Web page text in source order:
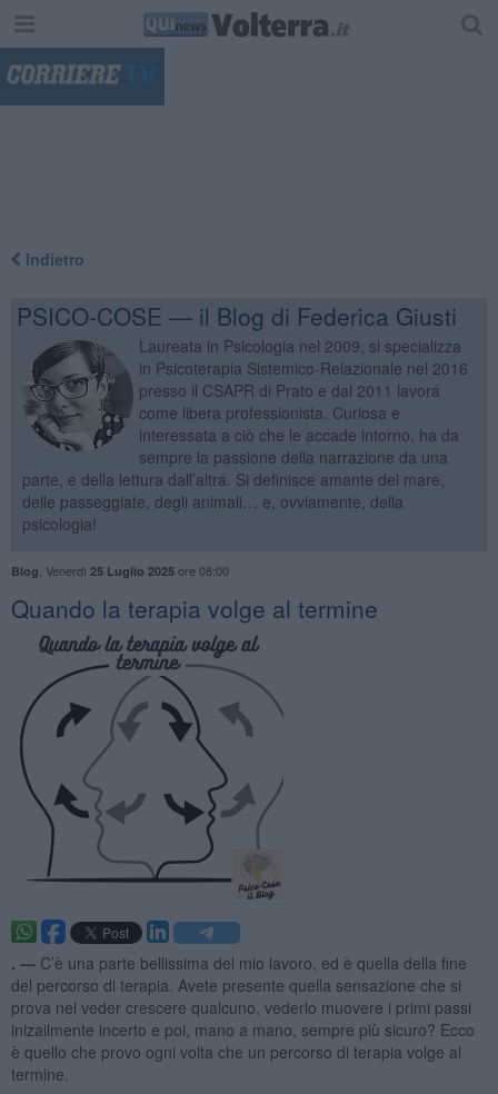
Indietro
PSICO-COSE — il Blog di Federica Giusti
Laureata in Psicologia nel 2009, si specializza
in Psicoterapia Sistemico-Relazionale nel 2016
presso il CSAPR di Prato e dal 2011 lavora
come libera professionista. Curiosa e
interessata a ciò che le accade intorno, ha da
sempre la passione della narrazione da una
parte, e della lettura dall’altra. Si definisce amante del mare,
delle passeggiate, degli animali… e, ovviamente, della
psicologia!
Blog Venerdì 25 Luglio 2025ore 08:00
​Quando la terapia volge al termine
. — C’è una parte bellissima del mio lavoro, ed è quella della fine
del percorso di terapia. Avete presente quella sensazione che si
prova nel veder crescere qualcuno, vederlo muovere i primi passi
inizailmente incerto e poi, mano a mano, sempre più sicuro? Ecco
è quello che provo ogni volta che un percorso di terapia volge al
termine.